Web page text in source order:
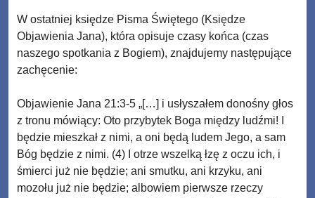
W ostatniej księdze Pisma Świętego (Księdze
Objawienia Jana), która opisuje czasy końca (czas
naszego spotkania z Bogiem), znajdujemy następujące
zachęcenie:
Objawienie Jana 21:3-5 „[…] i usłyszałem donośny głos
z tronu mówiący: Oto przybytek Boga między ludźmi! I
będzie mieszkał z nimi, a oni będą ludem Jego, a sam
Bóg będzie z nimi. (4) I otrze wszelką łzę z oczu ich, i
śmierci już nie będzie; ani smutku, ani krzyku, ani
mozołu już nie będzie; albowiem pierwsze rzeczy